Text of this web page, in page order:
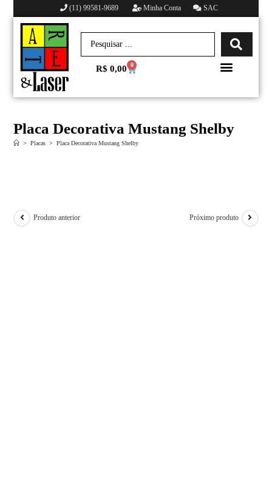
(11) 99581-9689 Minha Conta SAC
R$ 0,00 0
Placa Decorativa Mustang Shelby
> Placas > Placa Decorativa Mustang Shelby
Produto anterior Próximo produto